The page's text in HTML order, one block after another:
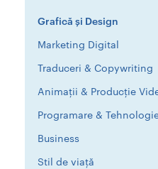
Grafică și Design
Marketing Digital
Traduceri & Copywriting
Animații & Producție
Programare &
Business
Stil de viață